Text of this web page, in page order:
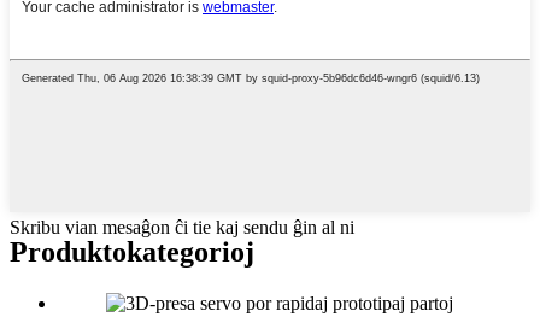
Skribu vian mesaĝon ĉi tie kaj sendu ĝin al ni
Produktokategorioj